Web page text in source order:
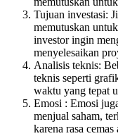
Tujuan investasi:
memutuskan
investor ingin
menyelesaikan
Analisis teknis:
teknis seperti
waktu yang tepat
Emosi : Emosi
menjual saham,
karena rasa